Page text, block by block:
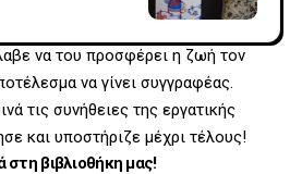
να του προσφέρει η ζωή τον
να γίνει συγγραφέας.
τις συνήθειες της εργατικής
και υποστήριζε μέχρι τέλους!
στη βιβλιοθήκη μας!